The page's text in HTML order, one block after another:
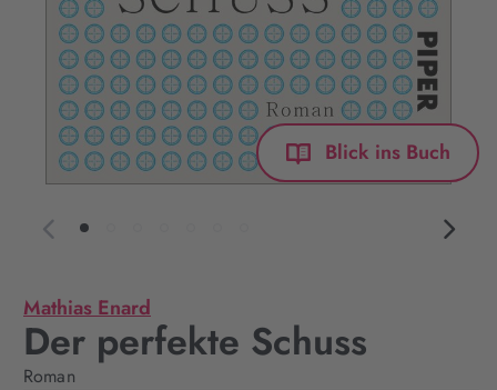
Blick ins Buch
Mathias Enard
Der perfekte Schuss
Roman